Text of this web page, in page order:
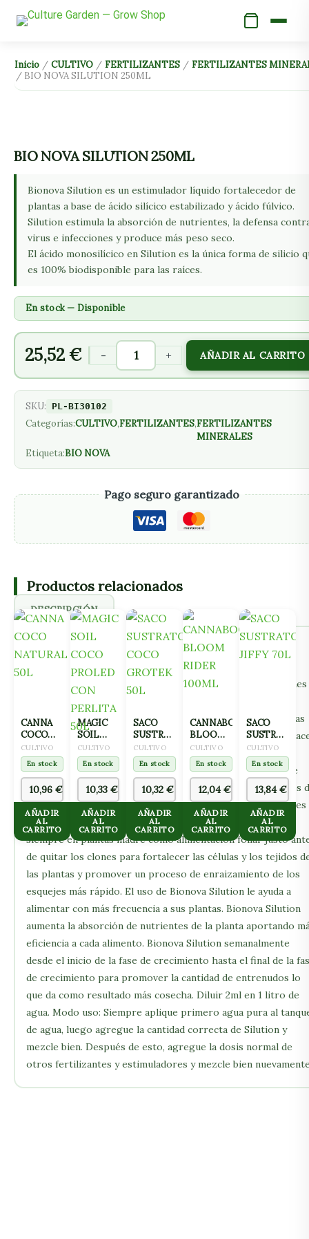
Inicio / CULTIVO / FERTILIZANTES / FERTILIZANTES
/ BIO NOVA SILUTION 250ML
BIO NOVA SILUTION 250ML
Bionova Silution es un estimulador líquido fortalecedor de
plantas a base de ácido silícico estabilizado y ácido fúlvico.
Silution estimula la absorción de nutrientes, la defensa
virus e infecciones y produce más peso seco.
El ácido monosilícico en Silution es la única forma de silicio
es 100% biodisponible para las raíces.
En stock — Disponible
25,52€ -
BIO
NOVA
+ AÑADIR AL CARRITO
SKU: PL-BI30102
Categorías:CULTIVO,FERTILIZANTES,FERTILIZANTES
MINERALES
Etiqueta:BIO NOVA
Pago seguro garantizado
DESCRIPCIÓN
Silution tiene muchos beneficios: Los cultivos tienen una
mayor resistencia al impacto negativo del estrés. Paredes
celulares más fuertes. Defensa más fuerte contra infecciones
temperatura y / o temperaturas extremas. Troncos y ramas
más gruesos con más entrenudos. Las plantas son más
de soportar el peso en sus ramas. Utilice Bionova Silution
como alimentación foliar cada 10 días pulverizándolo sobre
clones, plántulas y plantas madre para fortalecer los tejidos
las plantas y prevenir enfermedades debido a las condiciones
de alta humedad del vivero. Bionova Silution debe usarse
siempre en plantas madre como alimentación foliar justo
de quitar los clones para fortalecer las células y los tejidos
las plantas y promover un proceso de enraizamiento de los
esquejes más rápido. El uso de Bionova Silution le ayuda a
alimentar con más frecuencia a sus plantas. Bionova Silution
aumenta la absorción de nutrientes de la planta aportando
eficiencia a cada alimento. Bionova Silution semanalmente
desde el inicio de la fase de crecimiento hasta el final de la
de crecimiento para promover la cantidad de entrenudos lo
que da como resultado más cosecha. Diluir 2ml en 1 litro de
agua. Modo uso: Siempre aplique primero agua pura al
de agua, luego agregue la cantidad correcta de Silution y
mezcle bien. Después de esto, agregue la dosis normal de
otros fertilizantes y estimuladores y mezcle bien
Productos relacionados
CANNA
COCO
NATURAL
50L
CULTIVO
En stock
10,96 €
AÑADIR
AL
CARRITO
MAGIC
SOIL
COCO
PROLED
CON
PERLITA
50L
CULTIVO
En stock
10,33 €
AÑADIR
AL
CARRITO
SACO
SUSTRATO
COCO
GROTEK
50L
CULTIVO
En stock
10,32€
AÑADIR
AL
CARRITO
CANNABOOM
BLOOM
RIDER
100ML
CULTIVO
En stock
12,04€
AÑADIR
AL
CARRITO
SACO
SUSTRATO
JIFFY 70L
CULTIVO
En stock
13,84 €
AÑADIR
AL
CARRITO